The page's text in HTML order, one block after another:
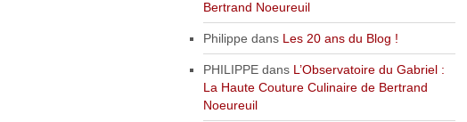
Bertrand Noeureuil
Philippe dans Les 20 ans du Blog !
PHILIPPEdans L’Observatoire du Gabriel :
La Haute Couture Culinaire de Bertrand
Noeureuil